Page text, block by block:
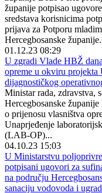
županije potpisao
sredstava korisnicima
prijava za Potporu
Hercegbosanske
01.12.23 08:29
U zgradi Vlade HBŽ
opreme u okviru projekta
dijagnostičkog
Ministar rada, zdravstva,
Hercegbosanske
o prijenosu vlasništva
Unaprjeđenje
(LAB-OP)...
04.10.23 15:03
U Ministarstvu
potpisani ugovori za
na području
sanaciju vodovoda i